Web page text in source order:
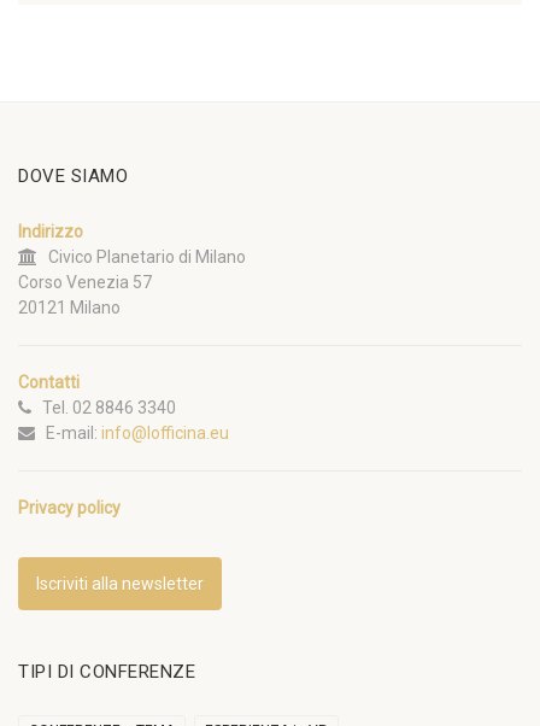
DOVE SIAMO
Indirizzo
Civico Planetario di Milano
Corso Venezia 57
20121 Milano
Contatti
Tel. 02 8846 3340
E-mail: info@lofficina.eu
Privacy policy
Iscriviti alla newsletter
TIPI DI CONFERENZE